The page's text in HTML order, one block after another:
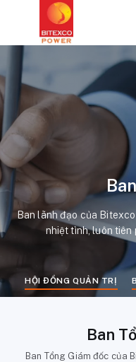
Ban lãnh đạo của
nhiệt tình, luôn
HỘI ĐỒNG QUẢN TRỊ
Ban
Ban Tổng Giám đốc của